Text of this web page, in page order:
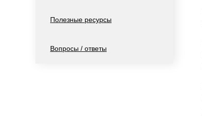
Полезные ресурсы
Вопросы / ответы